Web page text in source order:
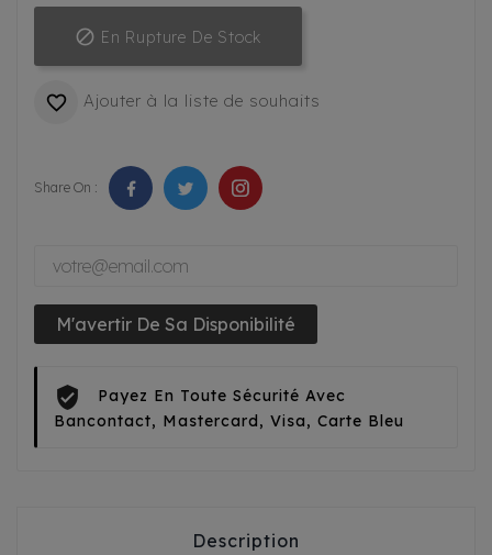
 En Rupture De Stock
 Ajouter à la liste de souhaits
Share On :
M'avertir De Sa Disponibilité
Payez En Toute Sécurité Avec
Bancontact, Mastercard, Visa, Carte Bleu
Description